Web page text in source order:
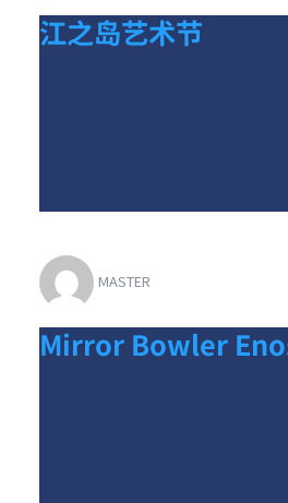
江之岛艺术节
MASTER
Mirror Bowler